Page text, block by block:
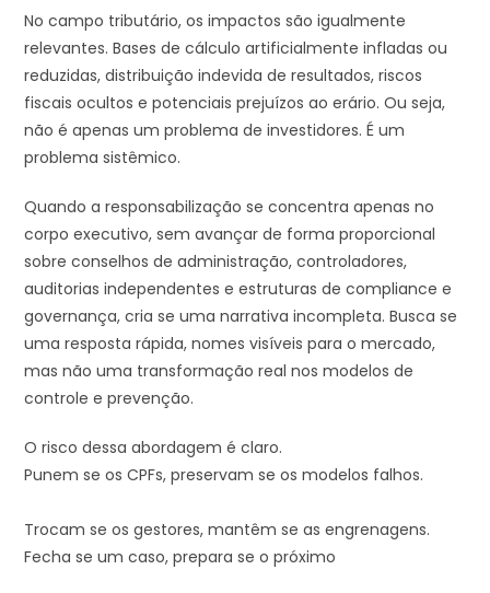
No campo tributário, os impactos são igualmente
relevantes. Bases de cálculo artificialmente infladas ou
reduzidas, distribuição indevida de resultados, riscos
fiscais ocultos e potenciais prejuízos ao erário. Ou seja,
não é apenas um problema de investidores. É um
problema sistêmico.
Quando a responsabilização se concentra apenas no
corpo executivo, sem avançar de forma proporcional
sobre conselhos de administração, controladores,
auditorias independentes e estruturas de compliance e
governança, cria se uma narrativa incompleta. Busca se
uma resposta rápida, nomes visíveis para o mercado,
mas não uma transformação real nos modelos de
controle e prevenção.
O risco dessa abordagem é claro.
Punem se os CPFs, preservam se os modelos falhos.
Trocam se os gestores, mantêm se as engrenagens.
Fecha se um caso, prepara se o próximo